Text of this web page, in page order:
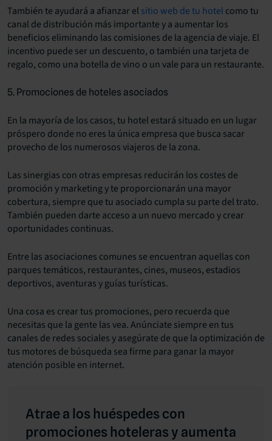
También te ayudará a afianzar el sitio web de tu hotel como tu
canal de distribución más importante y a aumentar los
beneficios eliminando las comisiones de la agencia de viaje. El
incentivo puede ser un descuento, o también una tarjeta de
regalo, como una botella de vino o un vale para un restaurante.
5. Promociones de hoteles asociados
En la mayoría de los casos, tu hotel estará situado en un lugar
próspero donde no eres la única empresa que busca sacar
provecho de los numerosos viajeros de la zona.
Las sinergias con otras empresas reducirán los costes de
promoción y marketing y te proporcionarán una mayor
cobertura, siempre que tu asociado cumpla su parte del trato.
También pueden darte acceso a un nuevo mercado y crear
oportunidades continuas.
Entre las asociaciones comunes se encuentran aquellas con
parques temáticos, restaurantes, cines, museos, estadios
deportivos, aventuras y guías turísticas.
Una cosa es crear tus promociones, pero recuerda que
necesitas que la gente las vea. Anúnciate siempre en tus
canales de redes sociales y asegúrate de que la optimización de
tus motores de búsqueda sea firme para ganar la mayor
atención posible en internet.
Atrae a los huéspedes con
promociones hoteleras y aumenta